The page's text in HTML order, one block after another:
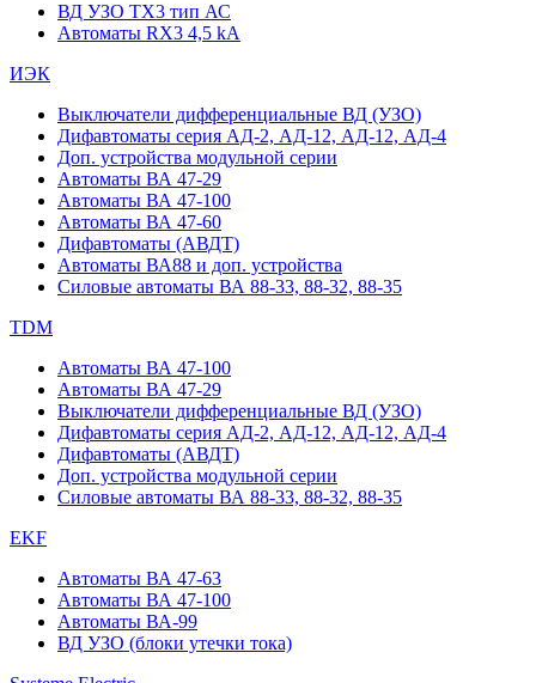
ВД УЗО TX3 тип АС
Автоматы RX3 4,5 kA
ИЭК
Выключатели дифференциальные ВД (УЗО)
Дифавтоматы серия АД-2, АД-12, АД-12, АД-4
Доп. устройства модульной серии
Автоматы ВА 47-29
Автоматы ВА 47-100
Автоматы ВА 47-60
Дифавтоматы (АВДТ)
Автоматы ВА88 и доп. устройства
Силовые автоматы ВА 88-33, 88-32, 88-35
TDM
Автоматы ВА 47-100
Автоматы ВА 47-29
Выключатели дифференциальные ВД (УЗО)
Дифавтоматы серия АД-2, АД-12, АД-12, АД-4
Дифавтоматы (АВДТ)
Доп. устройства модульной серии
Силовые автоматы ВА 88-33, 88-32, 88-35
EKF
Автоматы ВА 47-63
Автоматы ВА 47-100
Автоматы ВА-99
ВД УЗО (блоки утечки тока)